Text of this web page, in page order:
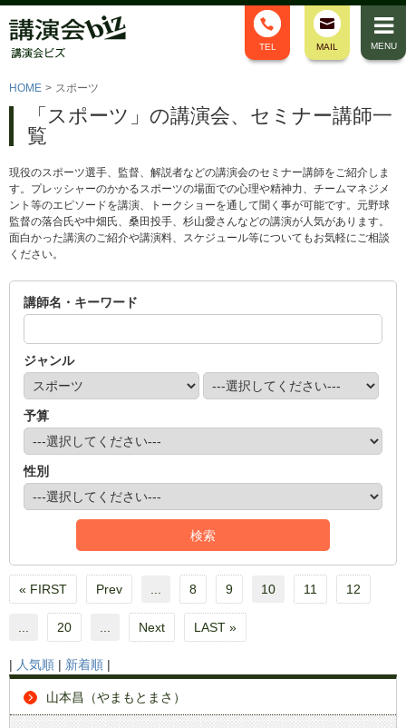
MENU
TEL MAIL
HOME > スポーツ
「スポーツ」の講演会、セミナー講師一
覧
現役のスポーツ選手、監督、解説者などの講演会のセミナー講師をご紹介しま
す。プレッシャーのかかるスポーツの場面での心理や精神力、チームマネジメ
ント等のエピソードを講演、トークショーを通して聞く事が可能です。元野球
監督の落合氏や中畑氏、桑田投手、杉山愛さんなどの講演が人気があります。
面白かった講演のご紹介や講演料、スケジュール等についてもお気軽にご相談
ください。
講師名・キーワード
ジャンル
予算
性別
« FIRST Prev 8 9 10 11 12
20 Next LAST »
| 人気順 | 新着順 |
山本昌（やまもとまさ）